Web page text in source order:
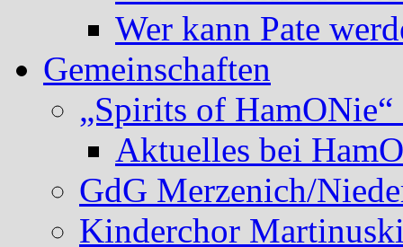
Wer kann Pate
Gemeinschaften
„Spirits of HamONie“
Aktuelles bei
GdG Merzenich/
Kinderchor